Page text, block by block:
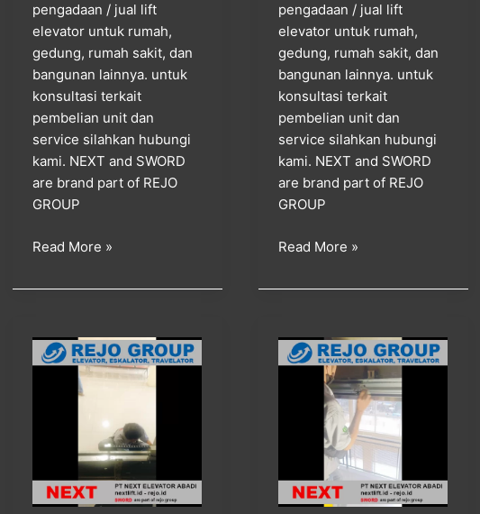
pengadaan / jual lift
elevator untuk rumah,
gedung, rumah sakit, dan
bangunan lainnya. untuk
konsultasi terkait
pembelian unit dan
service silahkan hubungi
kami. NEXT and SWORD
are brand part of REJO
GROUP
Read More »
pengadaan / jual lift
elevator untuk rumah,
gedung, rumah sakit, dan
bangunan lainnya. untuk
konsultasi terkait
pembelian unit dan
service silahkan hubungi
kami. NEXT and SWORD
are brand part of REJO
GROUP
Read More »
kegiatan
service
maintenance
berkala
lift
penumpang
kegiatan
service
maintenance
checklist
berkala
lift
penumpang